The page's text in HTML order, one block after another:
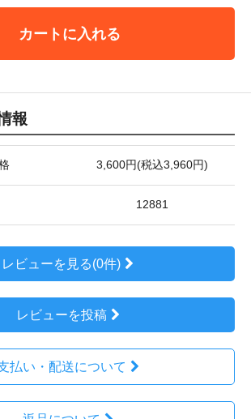
カートに入れる
報
3,600円(税込3,960円)
12881
レビューを見る(0件)
レビューを投稿
払い・配送について